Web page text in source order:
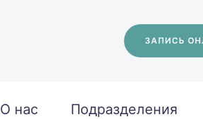
ЗАПИСЬ
О нас Подразделения